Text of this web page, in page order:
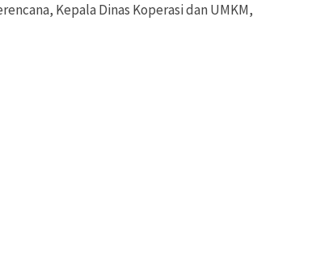
Kepala Dinas Koperasi dan UMKM,